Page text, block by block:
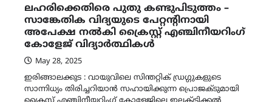
ലഹരിക്കെതിരെ പുതു കണ്ടുപിടുത്തം –
സാങ്കേതിക വിദ്യയുടെ പേറ്റന്റിനായി
അപേക്ഷ നൽകി ക്രൈസ്റ്റ് എഞ്ചിനീയറിംഗ്
കോളേജ് വിദ്യാർത്ഥികൾ
May 28, 2025
ഇരിങ്ങാലക്കുട : വായുവിലെ സിന്തറ്റിക് ഡ്രഗ്ഗുകളുടെ
സാന്നിധ്യം തിരിച്ചറിയാൻ സഹായിക്കുന്ന പ്രൊജക്ടുമായി